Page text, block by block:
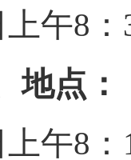
上午8
地点：
上午8